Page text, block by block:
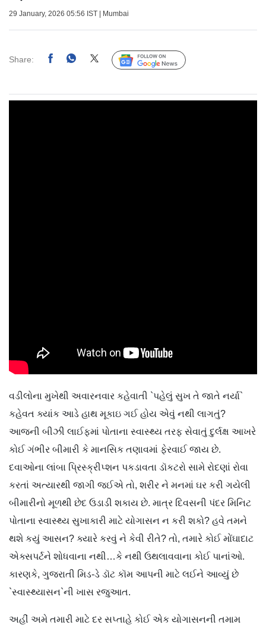
29 January, 2026 05:56 IST | Mumbai
Share: Follow Us
વડીલોના મુખેથી અવારનવાર કહેવાતી `પહેલું સુખ તે જાતે નર્યા`
કહેવત ક્યાંક આડે હાથ મૂકાઇ ગઈ હોય એવું નથી લાગતું?
આજની બીઝી લાઈફમાં પોતાના સ્વાસ્થ્ય તરફ સેવાતું દુર્લક્ષ આખરે
કોઈ ગંભીર બીમારી કે માનસિક તણાવમાં ફેરવાઈ જાય છે.
દવાઓના લાંબા પ્રિસ્ક્રીપ્શન પકડાવતા ડૉકટરો સામે રોદણાં રોવા
કરતાં અત્યારથી જાગી જઈએ તો, શરીર ને મનમાં ઘર કરી ગયેલી
બીમારીનો મૂળથી છેદ ઉડાડી શકાય છે. માત્ર દિવસની પંદર મિનિટ
પોતાના સ્વાસ્થ્ય સુખાકારી માટે યોગાસન ન કરી શકો? હવે તમને
થશે કયું આસન? ક્યારે કરવું ને કેવી રીતે? તો, તમારે કોઈ મોંઘાદાટ
એક્સપર્ટને શોધવાના નથી…કે નથી ઉથલાવવાના કોઈ પાનાંઓ.
કારણકે, ગુજરાતી મિડ-ડે ડૉટ કૉમ આપની માટે લઈને આવ્યું છે
`સ્વાસ્થ્યાસન`ની ખાસ રજુઆત.
અહીં અમે તમારી માટે દર સપ્તાહે કોઈ એક યોગાસનની તમામ